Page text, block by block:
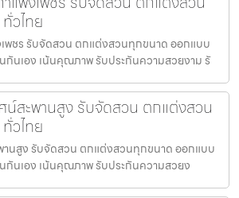
วไทย
พชร รับจัดสวน ตกแต่งสวนทุกขนาด ออกแบบ
กันเอง เน้นคุณภาพ รับประกันความสวยงาม รั
สะพานสูง รับจัดสวน ตกแต่งสวน
วไทย
นสูง รับจัดสวน ตกแต่งสวนทุกขนาด ออกแบบ
กันเอง เน้นคุณภาพ รับประกันความสวยง